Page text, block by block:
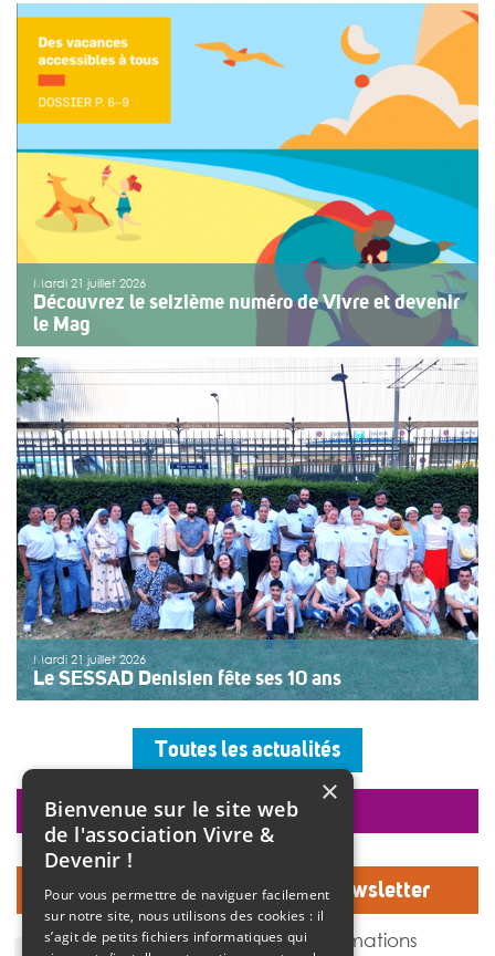
Une organisation collective au service de l’inclusion
Depuis sept ans, l’association ouvre le premier jour des
fêtes de Bayonne à une structure accompagnant des
enfants ou des adolescents en situation de handicap
ou de fragilité. Cette année, le choix […]
>>Lire la suite
Mardi 21 juillet 2026
Découvrez le seizième numéro de Vivre et devenir
le Mag
Le numéro du mois de juillet 2026 de Vivre et devenir, Le
Mag, vient de paraître. Le dossier central se concentre
sur les vacances pour tous. Vivre et devenir a lancé un
plan d’action afin de rendre les vacances accessibles
[…]
>>Lire la suite
Mardi 21 juillet 2026
Le SESSAD Denisien fête ses 10 ans
accueillaient les invités autour d’un buffet, dans une
ambiance musicale live assurée par un groupe de
musiciens. Christine Manadi, directrice du SESSAD
depuis sa création, est revenue sur l’histoire […]
>>Lire la suite
Toutes les actualités
Inscrivez-vous à notre Newsletter
J'accepte de recevoir des informations
faire un don
×
Bienvenue sur le site web
de l'association Vivre &
Devenir !
Pour vous permettre de naviguer facilement
sur notre site, nous utilisons des cookies : il
s’agit de petits fichiers informatiques qui